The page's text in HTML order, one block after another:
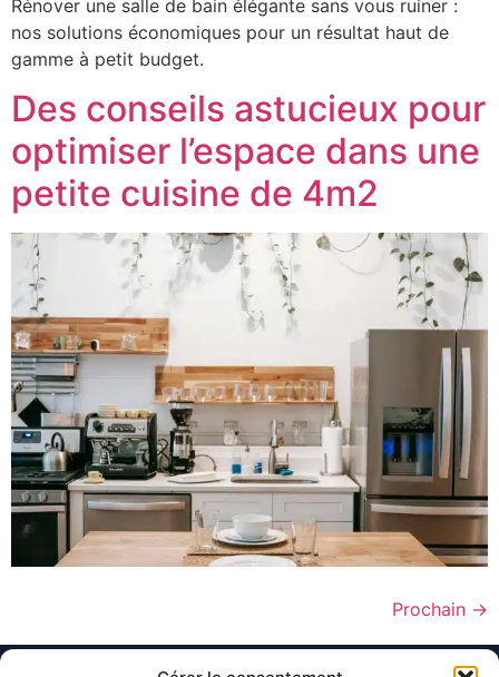
Rénover une salle de bain élégante sans vous ruiner :
nos solutions économiques pour un résultat haut de
gamme à petit budget.
Des conseils astucieux pour
optimiser l’espace dans une
petite cuisine de 4m2
Prochain →